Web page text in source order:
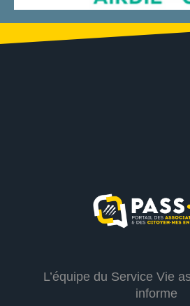
L’équipe du Service Vie
informe